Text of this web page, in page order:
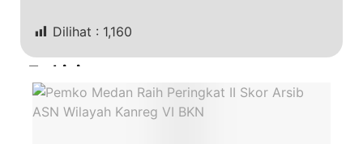
Dilihat : 1,160
Terkini